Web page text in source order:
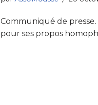
Communiqué de
pour ses propos